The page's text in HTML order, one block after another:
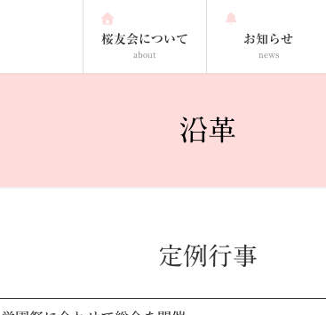
桜友会について
about
お知らせ
news
沿革
定例行事